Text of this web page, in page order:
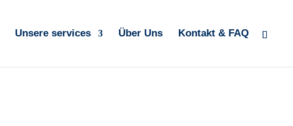
Unsere services Über Uns Kontakt & FAQ